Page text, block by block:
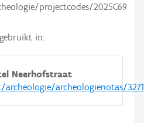
projectcodes/2025C69
in:
Neerhofstraat
archeologienotas/